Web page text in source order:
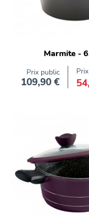
Marmite -
Prix public
Prix
109,90 €